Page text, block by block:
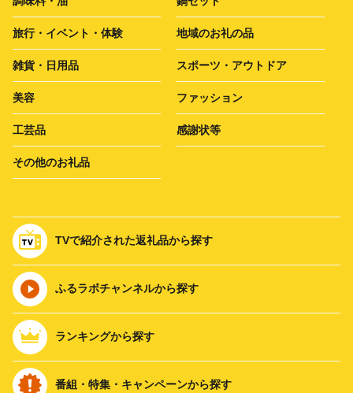
旅行・イベント・体験 地域のお礼の品
雑貨・日用品 スポーツ・アウトドア
美容 ファッション
工芸品 感謝状等
その他のお礼品
TVで紹介された返礼品から探す
ふるラボチャンネルから探す
ランキングから探す
番組・特集・キャンペーンから探す